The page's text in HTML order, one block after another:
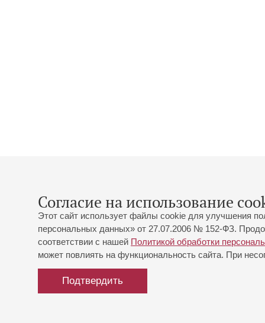
Согласие на использование
Этот сайт использует файлы cookie для улучшения
персональных данных» от 27.07.2006 № 152-ФЗ.
соответствии с нашей Политикой обработки
может повлиять на функциональность сайта. При
Подтвердить